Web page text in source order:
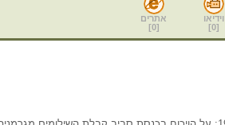
וידיאו
[
0
]
אתרים
[
0
]